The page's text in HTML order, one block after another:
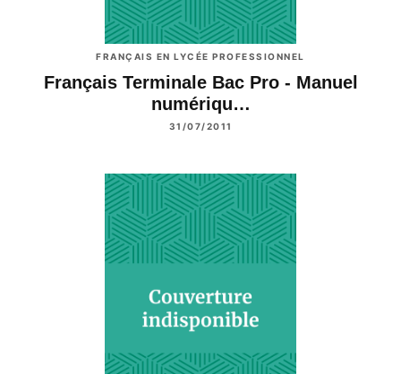
FRANÇAIS EN LYCÉE PROFESSIONNEL
Français Terminale Bac Pro - Manuel
numériqu…
31/07/2011